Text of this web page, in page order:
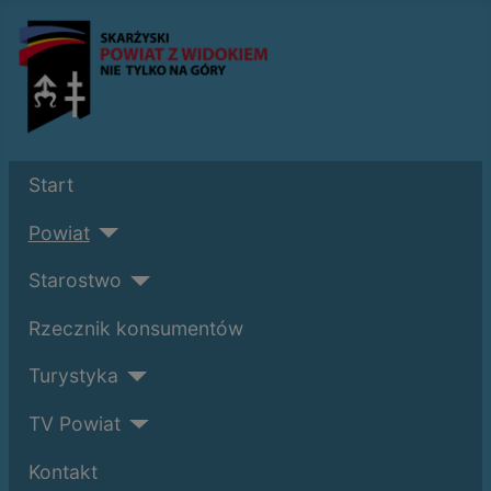
Start
Powiat
Starostwo
Rzecznik konsumentów
Turystyka
TV Powiat
Kontakt